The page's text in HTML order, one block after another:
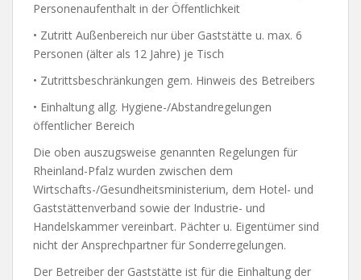
Personenaufenthalt in der Öffentlichkeit
• Zutritt Außenbereich nur über Gaststätte u. max. 6
Personen (älter als 12 Jahre) je Tisch
• Zutrittsbeschränkungen gem. Hinweis des Betreibers
• Einhaltung allg. Hygiene-/Abstandregelungen
öffentlicher Bereich
Die oben auszugsweise genannten Regelungen für
Rheinland-Pfalz wurden zwischen dem
Wirtschafts-/Gesundheitsministerium, dem Hotel- und
Gaststättenverband sowie der Industrie- und
Handelskammer vereinbart. Pächter u. Eigentümer sind
nicht der Ansprechpartner für Sonderregelungen.
Der Betreiber der Gaststätte ist für die Einhaltung der